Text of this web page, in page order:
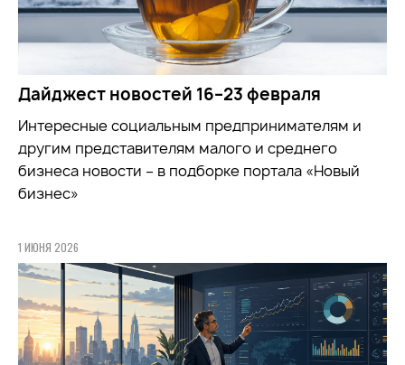
Дайджест новостей 16–23 февраля
Интересные социальным предпринимателям и
другим представителям малого и среднего
бизнеса новости – в подборке портала «Новый
бизнес»
1 ИЮНЯ 2026